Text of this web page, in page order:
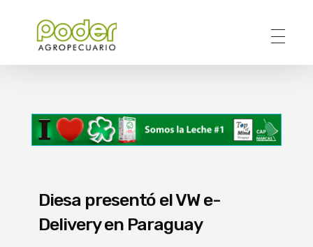
Diesa presentó el VW e-
Delivery en Paraguay